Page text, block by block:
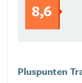
8,6
Pluspunten